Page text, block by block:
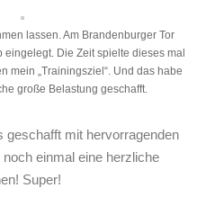
lassen. Am Brandenburger Tor
Die Zeit spielte dieses mal
mein „Trainingsziel“. Und das habe
große Belastung geschafft.
geschafft mit hervorragenden
einmal eine herzliche
Super!